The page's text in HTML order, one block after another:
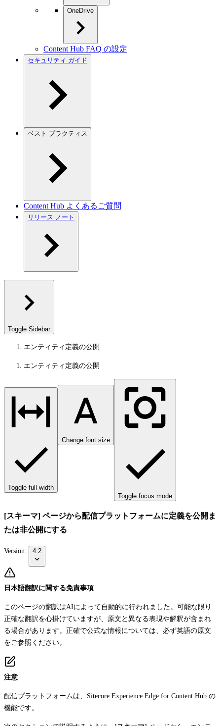
OneDrive
Content Hub FAQ の設定
セキュリティ ガイド
ベスト プラクティス
Content Hub よくあるご質問
リリース ノート
Toggle Sidebar
エンティティ定義の公開
エンティティ定義の公開
Toggle full width
Change font size
Toggle focus mode
[スキーマ] ページから配信プラットフォームに定義を公開ま
たは非公開にする
Version: 4.2
日本語翻訳に関する免責事項
このページの翻訳はAIによって自動的に行われました。可能な限り
正確な翻訳を心掛けていますが、原文と異なる表現や解釈が含まれ
る場合があります。正確で公式な情報については、必ず英語の原文
をご参照ください。
注意
配信プラットフォームは、 Sitecore Experience Edge for Content Hub の
機能です。